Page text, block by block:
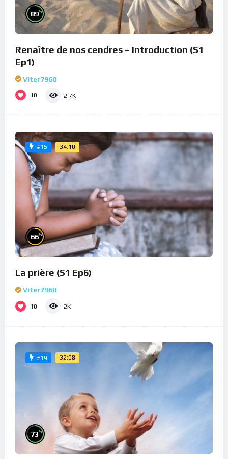
89%
Renaître de nos cendres – Introduction (S1
Ep1)
Viter7960
10 2.7K
#15 34:10
66%
La prière (S1 Ep6)
Viter7960
10 2K
#19 32:08
73%